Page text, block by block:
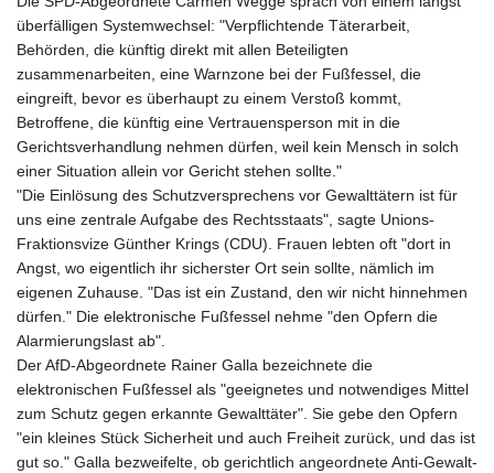
überfälligen Systemwechsel: "Verpflichtende Täterarbeit,
Behörden, die künftig direkt mit allen Beteiligten
zusammenarbeiten, eine Warnzone bei der Fußfessel, die
eingreift, bevor es überhaupt zu einem Verstoß kommt,
Betroffene, die künftig eine Vertrauensperson mit in die
Gerichtsverhandlung nehmen dürfen, weil kein Mensch in solch
einer Situation allein vor Gericht stehen sollte."
"Die Einlösung des Schutzversprechens vor Gewalttätern ist für
uns eine zentrale Aufgabe des Rechtsstaats", sagte Unions-
Fraktionsvize Günther Krings (CDU). Frauen lebten oft "dort in
Angst, wo eigentlich ihr sicherster Ort sein sollte, nämlich im
eigenen Zuhause. "Das ist ein Zustand, den wir nicht hinnehmen
dürfen." Die elektronische Fußfessel nehme "den Opfern die
Alarmierungslast ab".
Der AfD-Abgeordnete Rainer Galla bezeichnete die
elektronischen Fußfessel als "geeignetes und notwendiges Mittel
zum Schutz gegen erkannte Gewalttäter". Sie gebe den Opfern
"ein kleines Stück Sicherheit und auch Freiheit zurück, und das ist
gut so." Galla bezweifelte, ob gerichtlich angeordnete Anti-Gewalt-